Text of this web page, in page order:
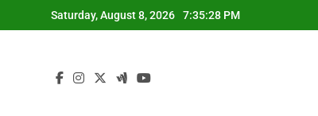
to
Saturday, August 8, 2026 7:35:29 PM